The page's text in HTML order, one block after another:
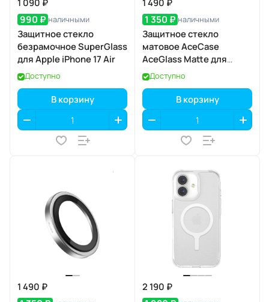
1 090 ₽
990 ₽ наличными
Защитное стекло
безрамочное SuperGlass
для Apple iPhone 17 Air
Доступно
В корзину
1 490 ₽
1 350 ₽ наличными
Защитное стекло
матовое AceCase
AceGlass Matte для
Apple iPhone 17 Pro
Доступно
В корзину
1 490 ₽ 2 190 ₽